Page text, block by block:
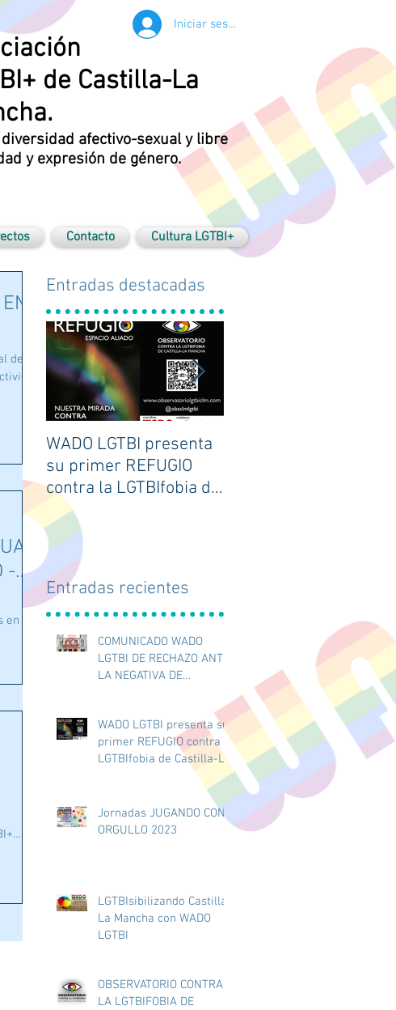
de Castilla-La
afectivo-sexual y libre
y expresión de género.
Iniciar sesión
Contacto Cultura LGTBI+
de
-
Entradas destacadas
WADO LGTBI presenta
su primer REFUGIO
contra la LGTBIfobia de
Castilla-La Mancha.
Entradas recientes
COMUNICADO WADO
LGTBI DE RECHAZO ANTE
LA NEGATIVA DE
BANDERA LGTBI EN EL
AYUNTAMIENTO DE
GUADALAJARA
WADO LGTBI presenta su
primer REFUGIO contra la
LGTBIfobia de Castilla-La
Jornadas JUGANDO CON
ORGULLO 2023
LGTBIsibilizando Castilla-
La Mancha con WADO
LGTBI
OBSERVATORIO CONTRA
LA LGTBIFOBIA DE